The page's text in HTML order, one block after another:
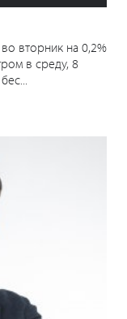
вторник на 0,2%
в среду, 8